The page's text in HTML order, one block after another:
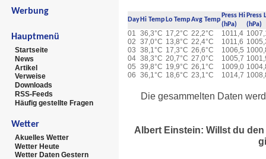
Werbung
Hauptmenü
Startseite
News
Artikel
Verweise
Downloads
RSS-Feeds
Häufig gestellte Fragen
Wetter
Akuelles Wetter
Wetter Heute
Wetter Daten Gestern
Day Hi Temp Lo TempAvg Temp
Press Hi
(hPa)
Press
(hPa)
01 36,3°C 17,2°C 22,2°C 1011,4
02 37,0°C 13,8°C 22,4°C 1011,6
03 38,1°C 17,3°C 26,6°C 1006,5
04 38,3°C 20,7°C 27,0°C 1005,7
05 39,8°C 19,9°C 26,1°C 1009,0
06 36,1°C 18,6°C 23,1°C 1014,7
Die gesammelten Daten
Albert Einstein: Willst du